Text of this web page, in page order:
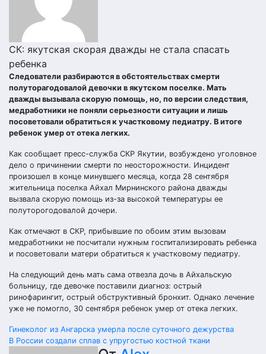
СК: якутская скорая дважды не стала спасать
ребенка
Следователи разбираются в обстоятельствах смерти
полуторагодовалой девочки в якутском поселке. Мать
дважды вызывала скорую помощь, но, по версии следствия,
медработники не поняли серьезности ситуации и лишь
посоветовали обратиться к участковому педиатру. В итоге
ребенок умер от отека легких.
Как сообщает пресс-служба СКР Якутии, возбуждено уголовное
дело о причинении смерти по неосторожности. Инцидент
произошел в конце минувшего месяца, когда 28 сентября
жительница поселка Айхал Мирнинского района дважды
вызвала скорую помощь из-за высокой температуры ее
полуторогодовалой дочери.
Как отмечают в СКР, прибывшие по обоим этим вызовам
медработники не посчитали нужным госпитализировать ребенка
и посоветовали матери обратиться к участковому педиатру.
На следующий день мать сама отвезла дочь в Айхальскую
больницу, где девочке поставили диагноз: острый
ринофарингит, острый обструктивный бронхит. Однако лечение
уже не помогло, 30 сентября ребенок умер от отека легких.
Навигация
Гинеколог из Ангарска умерла после суточного дежурства
В России создали сплав с упругостью костной ткани